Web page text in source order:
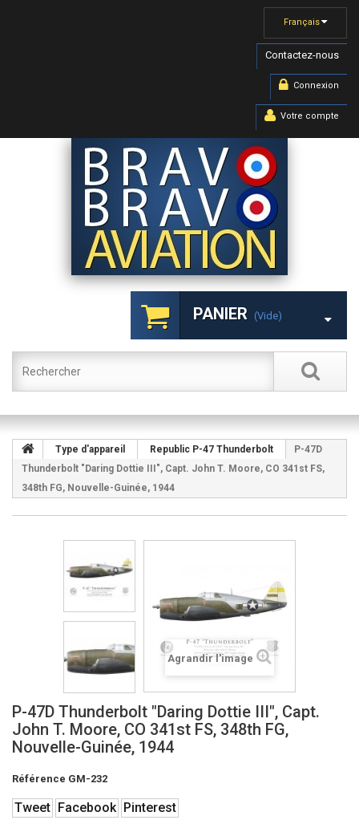
Français
Contactez-nous
Connexion
Votre compte
PANIER (vide)
Type d'appareil Republic P-47 Thunderbolt
P-47D
Thunderbolt "Daring Dottie III", Capt. John T. Moore, CO 341st FS,
348th FG, Nouvelle-Guinée, 1944
Agrandir l'image
P-47D Thunderbolt "Daring Dottie III", Capt.
John T. Moore, CO 341st FS, 348th FG,
Nouvelle-Guinée, 1944
Référence GM-232
Tweet Facebook Pinterest